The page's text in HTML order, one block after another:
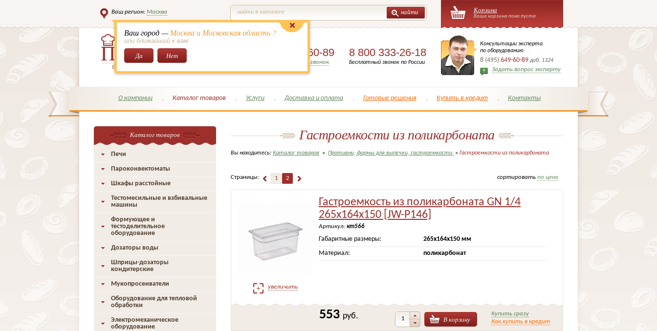
Ваш регион: Москва
Ваш город —Москва и Московская область ?
или ближайший к вам
Да Нет
Корзина
Ваша корзина пока пуста
найти в каталоге найти
Всё для кондитеров и поваров!
649-60-89
Заказать обратный звонок
8 800 333-26-18
Бесплатный звонок по России
Консультации эксперта
по оборудованию
8 (495) 649-60-89 доб. 1324
Задать вопрос эксперту
О компании Каталог товаров Услуги Доставка и оплата Готовые решения Купить в кредит Контакты
Гастроемкости из поликарбоната
Вы находитесь: Каталог товаров » Противни, формы для выпечки, гастроемкости » Гастроемкости из поликарбоната
Страницы: 1 2 сортировать по цене
увеличить
Гастроемкость из поликарбоната GN 1/4
265х164х150 [JW-P146]
Артикул: кт566
Габаритные размеры:
265х164х150 мм
Материал:
поликарбонат
553 руб. В корзину
Купить сразу
Как купить в кредит
Каталог товаров
Печи
Пароконвектоматы
Шкафы расстойные
Тестомесильные и взбивальные
машины
Формующее и
тестоделительное
оборудование
Дозаторы воды
Шприцы-дозаторы
кондитерские
Мукопросеиватели
Оборудование для тепловой
обработки
Электромеханическое
оборудование